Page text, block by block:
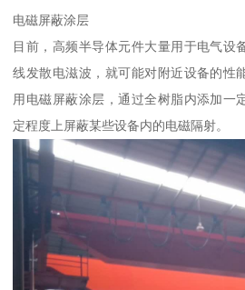
电磁屏蔽涂层
目前，高频半导体元件大量用于电气设
线发散电滋波，就可能对附近设备的性
用电磁屏蔽涂层，通过全树脂内添加一
定程度上屏蔽某些设备内的电磁隔射。